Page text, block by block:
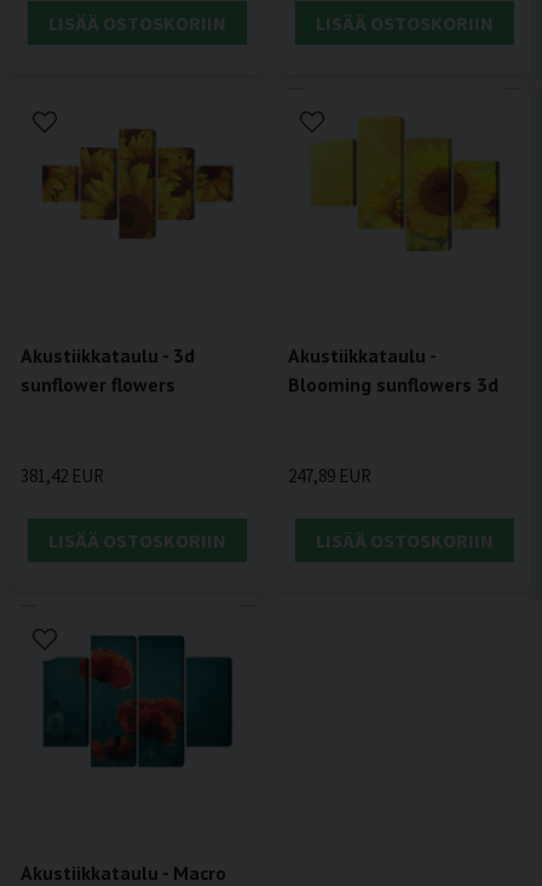
LISÄÄ OSTOSKORIIN LISÄÄ OSTOSKORIIN
Akustiikkataulu - 3d
sunflower flowers
381,42 EUR
LISÄÄ OSTOSKORIIN
Akustiikkataulu -
Blooming sunflowers 3d
247,89 EUR
LISÄÄ OSTOSKORIIN
Akustiikkataulu - Macro